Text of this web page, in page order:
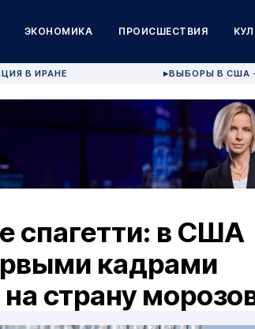
ЭКОНОМИКА ПРОИСШЕСТВИЯ
В ИРАНЕ ▶ВЫБОРЫ В США
спагетти: в США
кадрами
страну